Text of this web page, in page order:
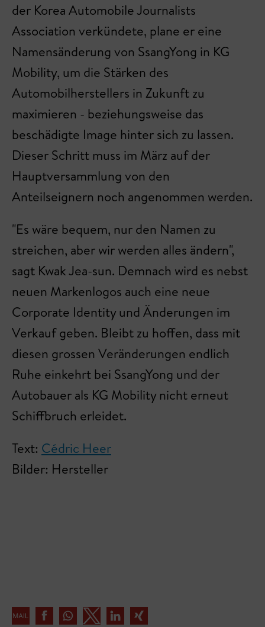
der Korea Automobile Journalists
Association verkündete, plane er eine
Namensänderung von SsangYong in KG
Mobility, um die Stärken des
Automobilherstellers in Zukunft zu
maximieren - beziehungsweise das
beschädigte Image hinter sich zu lassen.
Dieser Schritt muss im März auf der
Hauptversammlung von den
Anteilseignern noch angenommen werden.
"Es wäre bequem, nur den Namen zu
streichen, aber wir werden alles ändern",
sagt Kwak Jea-sun. Demnach wird es nebst
neuen Markenlogos auch eine neue
Corporate Identity und Änderungen im
Verkauf geben. Bleibt zu hoffen, dass mit
diesen grossen Veränderungen endlich
Ruhe einkehrt bei SsangYong und der
Autobauer als KG Mobility nicht erneut
Schiffbruch erleidet.
Text: Cédric Heer
Bilder: Hersteller